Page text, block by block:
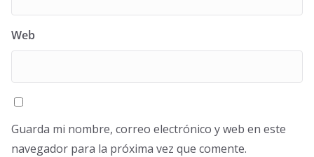
Web
Guarda mi nombre, correo electrónico y web en este
navegador para la próxima vez que comente.